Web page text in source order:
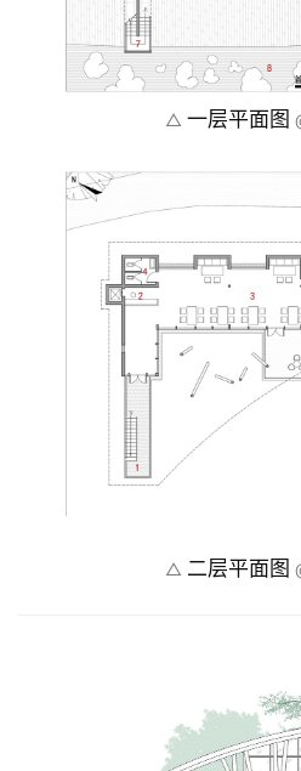
装饰的运用。但这种学习自
盘的否定或肯定，而是带着批
△